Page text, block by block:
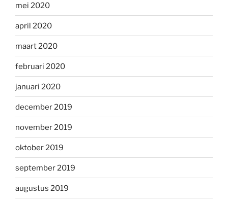
mei 2020
april 2020
maart 2020
februari 2020
januari 2020
december 2019
november 2019
oktober 2019
september 2019
augustus 2019